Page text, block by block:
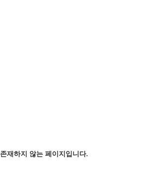
존재하지 않는 페이지입니다.